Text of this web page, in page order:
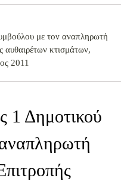
με τον αναπληρωτή
αυθαιρέτων κτισμάτων,
2011
1 Δημοτικού